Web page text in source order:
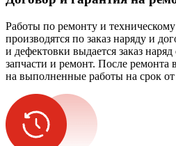
Работы по ремонту и
производятся по заказ наряду и
и дефектовки выдается заказ
запчасти и ремонт. После ремонта
на выполненные работы на срок от